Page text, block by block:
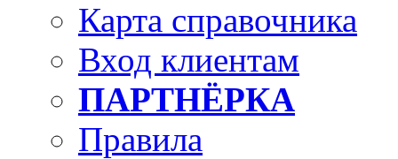
Карта справочника
Вход клиентам
ПАРТНЁРКА
Правила